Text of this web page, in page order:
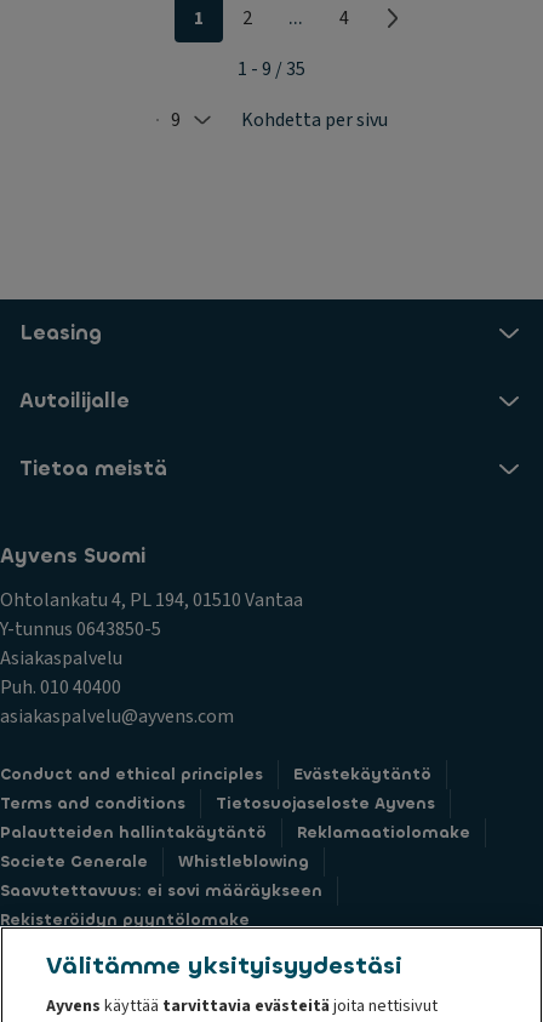
Selected: 9
9 Kohdetta per sivu
1 2 ...
4
1 - 9 / 35
Leasing
Autoilijalle
Tietoa meistä
Ayvens Suomi
Ohtolankatu 4, PL 194, 01510 Vantaa
Y-tunnus 0643850-5
Asiakaspalvelu
Puh. 010 40400
asiakaspalvelu@ayvens.com
Conduct and ethical principles
Evästekäytäntö
Terms and conditions
Tietosuojaseloste Ayvens
Palautteiden hallintakäytäntö
Reklamaatiolomake
Societe Generale
Whistleblowing
Saavutettavuus: ei sovi määräykseen
Rekisteröidyn pyyntölomake
Välitämme yksityisyydestäsi
Ayvens käyttää tarvittavia evästeitä joita nettisivut